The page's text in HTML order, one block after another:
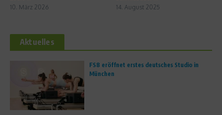
10. März 2026 14. August 2025
Aktuelles
FS8 eröffnet erstes deutsches Studio in
München